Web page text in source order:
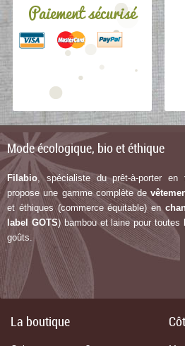
Paiement sécurisé
Mode écologique, bio et éthique
Filabio , spécialiste du prêt-à-porter en
propose une gamme complète de
et éthiques (commerce équitable) en
label GOTS) bambou et laine pour
goûts.
La boutique